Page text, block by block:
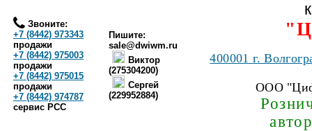
Звоните:
+7 (8442) 973343
продажи
+7 (8442) 975003
продажи
+7 (8442) 975015
продажи
+7 (8442) 974787
сервис РСС
Пишите:
sale@dwiwm.ru
Виктор
(275304200)
Сергей
(229952884)
400001г.
ООО